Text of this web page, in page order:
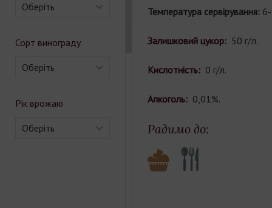
Оберіть
Сорт винограду
Оберіть
Рік врожаю
Оберіть
Температура сервірування:
Залишковий цукор: 50 г/л.
Кислотність: 0 г/л.
Алкоголь: 0,01%.
Радимо до: